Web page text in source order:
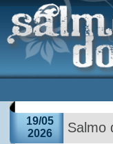
19/05
2026
Salmo